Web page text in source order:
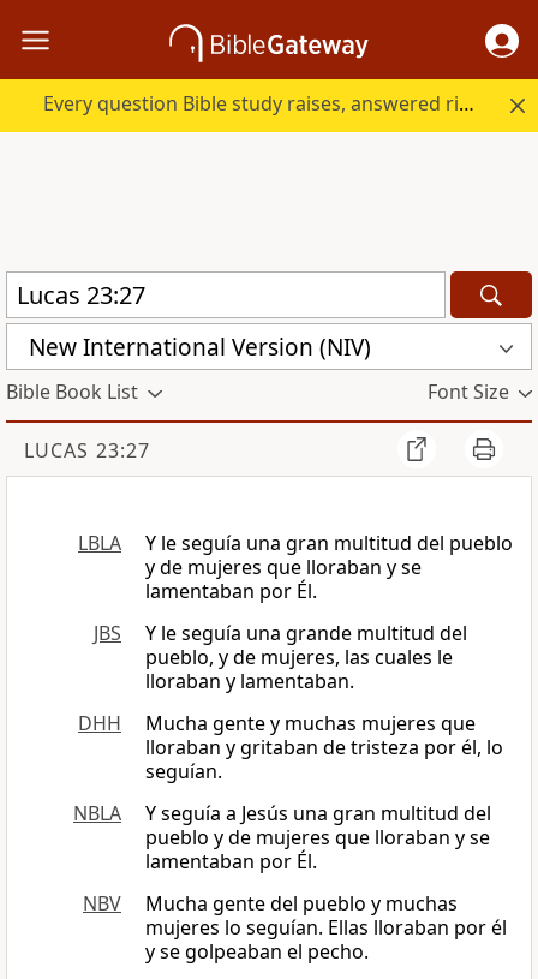
Every question Bible study raises, answered right here.
New International Version (NIV)
Bible Book List Font Size
LUCAS 23:27
LBLA
Y le seguía una gran multitud del pueblo
y de mujeres que lloraban y se
lamentaban por Él.
JBS
Y le seguía una grande multitud del
pueblo, y de mujeres, las cuales le
lloraban y lamentaban.
DHH
Mucha gente y muchas mujeres que
lloraban y gritaban de tristeza por él, lo
seguían.
NBLA
Y seguía a Jesús una gran multitud del
pueblo y de mujeres que lloraban y se
lamentaban por Él.
NBV
Mucha gente del pueblo y muchas
mujeres lo seguían. Ellas lloraban por él
y se golpeaban el pecho.